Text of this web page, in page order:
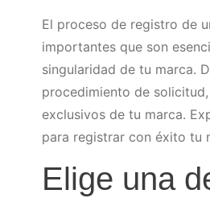
El proceso de registro de
importantes que son
singularidad de tu marca.
procedimiento de
exclusivos de tu marca.
para registrar con éxito tu
Elige una